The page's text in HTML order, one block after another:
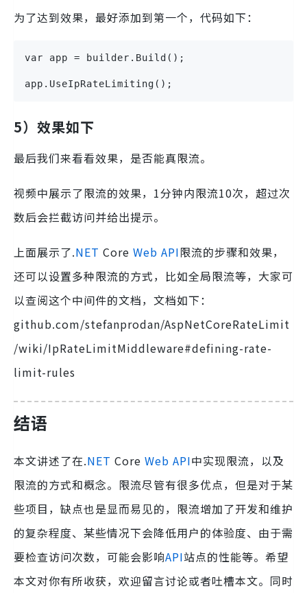
为了达到效果，最好添加到第一个，代码如下：
var app = builder.Build();
app.UseIpRateLimiting();
5）效果如下
最后我们来看看效果，是否能真限流。
视频中展示了限流的效果，1分钟内限流10次，超过次
数后会拦截访问并给出提示。
上面展示了.NET Core Web API限流的步骤和效果，
还可以设置多种限流的方式，比如全局限流等，大家可
以查阅这个中间件的文档，文档如下：
github.com/stefanprodan/AspNetCoreRateLimit
/wiki/IpRateLimitMiddleware#defining-rate-
limit-rules
结语
本文讲述了在.NET Core Web API中实现限流，以及
限流的方式和概念。限流尽管有很多优点，但是对于某
些项目，缺点也是显而易见的，限流增加了开发和维护
的复杂程度、某些情况下会降低用户的体验度、由于需
要检查访问次数，可能会影响API站点的性能等。希望
本文对你有所收获，欢迎留言讨论或者吐槽本文。同时